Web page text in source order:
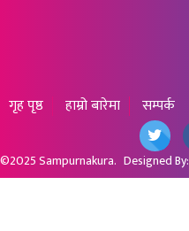
गृह पृष्ठ हाम्रो बारेमा सम्पर्क
©2025Sampurnakura. Designed By: